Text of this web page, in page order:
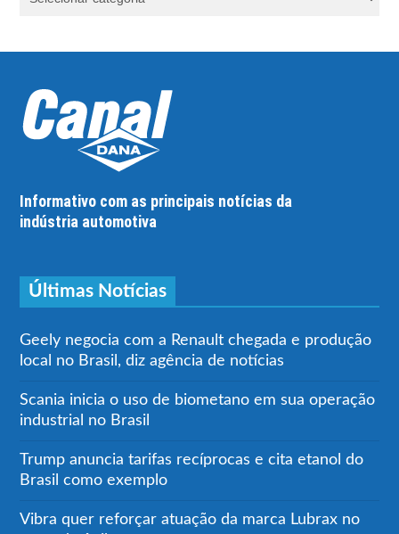
Informativo com as principais notícias da
indústria automotiva
Últimas Notícias
Geely negocia com a Renault chegada e produção
local no Brasil, diz agência de notícias
Scania inicia o uso de biometano em sua operação
industrial no Brasil
Trump anuncia tarifas recíprocas e cita etanol do
Brasil como exemplo
Vibra quer reforçar atuação da marca Lubrax no